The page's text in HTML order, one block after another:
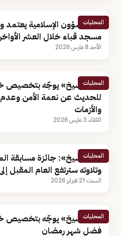
المحليات
وزير الشؤون الإسلامية
مسجد قباء خلال العشر الأواخر
الأحد 8 مارس 2026
المحليات
«آل الشيخ» يوجّه بتخصيص
للحديث عن نعمة الأمن
والأزمات
الثلاثاء 3 مارس 2026
المحليات
«آل الشيخ»: جائزة مسابقة
وتلاوته سترتفع العام المقبل إلى 9 ملايين
السبت 21 فبراير 2026
المحليات
«آل الشيخ» يوجّه بتخصيص
فضل شهر رمضان